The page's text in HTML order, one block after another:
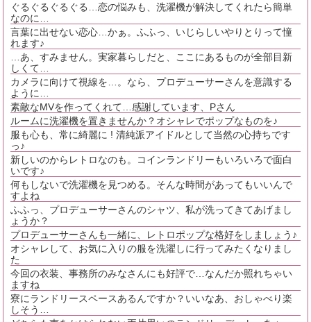
ぐるぐるぐるぐる…恋の悩みも、洗濯機が解決してくれたら簡単
なのに…
言葉に出せない恋心…かぁ。ふふっ、いじらしいやりとりって憧
れます♪
…あ、すみません。実家暮らしだと、ここにあるものが全部目新
しくて…
カメラに向けて視線を…。なら、プロデューサーさんを意識する
ように…
素敵なMVを作ってくれて…感謝しています、Pさん
ルームに洗濯機を置きませんか？オシャレでポップなものを♪
服も心も、常に綺麗に ! 清純派アイドルとして当然の心持ちです
っ♪
新しいのからレトロなのも。コインランドリーもいろいろで面白
いです♪
何もしないで洗濯機を見つめる。そんな時間があってもいいんで
すよね
ふふっ、プロデューサーさんのシャツ、私が洗ってきてあげまし
ょうか？
プロデューサーさんも一緒に、レトロポップな格好をしましょう♪
オシャレして、お気に入りの服を洗濯しに行ってみたくなりまし
た
今回の衣装、事務所のみなさんにも好評で…なんだか照れちゃい
ますね
寮にランドリースペースあるんですか？いいなあ、おしゃべり楽
しそう…